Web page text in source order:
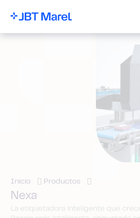
Inicio Productos
Nexa
La etiquetadora inteligente que